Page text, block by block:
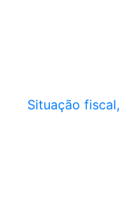
Situação